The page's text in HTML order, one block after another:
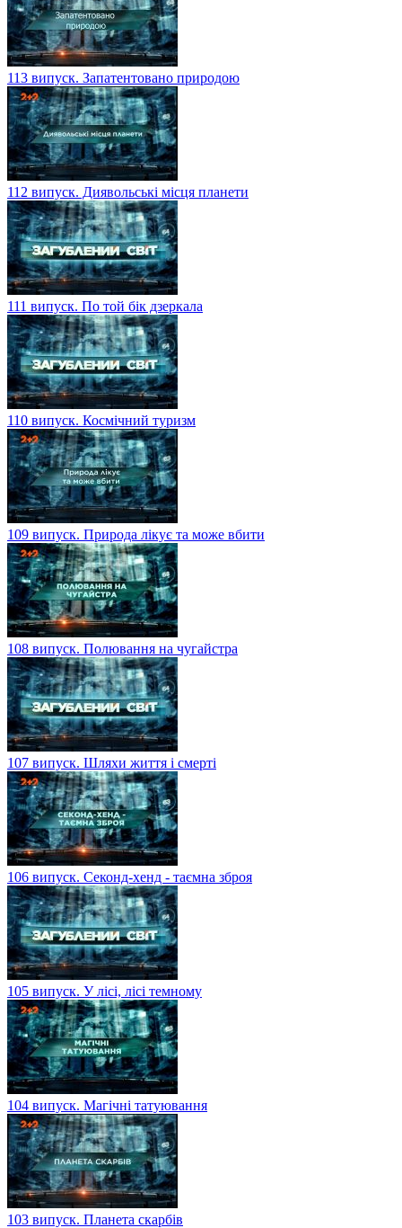
113 випуск. Запатентовано природою
112 випуск. Диявольські місця планети
111 випуск. По той бік дзеркала
110 випуск. Космічний туризм
109 випуск. Природа лікує та може вбити
108 випуск. Полювання на чугайстра
107 випуск. Шляхи життя і смерті
106 випуск. Секонд-хенд - таємна зброя
105 випуск. У лісі, лісі темному
104 випуск. Магічні татуювання
103 випуск. Планета скарбів